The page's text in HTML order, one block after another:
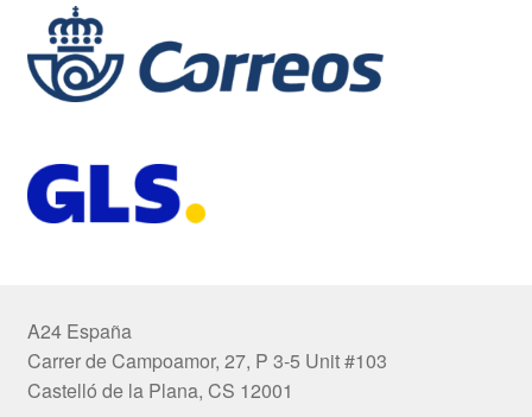
A24 España
Carrer de Campoamor, 27, P 3-5 Unit #103
Castelló de la Plana, CS 12001